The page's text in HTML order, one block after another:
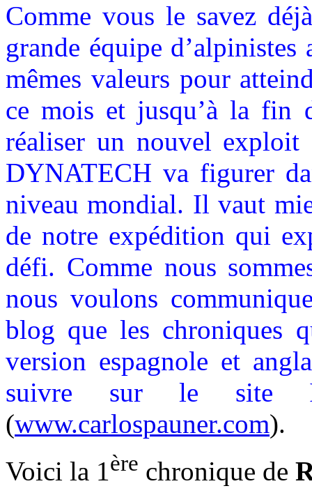
Comme vous le savez
grande équipe
mêmes valeurs pour
ce mois et jusqu’à la fin
réaliser un nouvel exploit
DYNATECH va figurer
niveau mondial. Il vaut
de notre expédition qui
défi. Comme nous
nous voulons
blog que les chroniques
version espagnole et
suivre sur le site
(www.carlospauner.com).
Voici la 1ère chronique de